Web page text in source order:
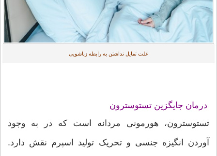
علت تمایل نداشتن به رابطه زناشویی
درمان جایگزین تستوسترون
تستوسترون، هورمونی مردانه است که در به وجود
آوردن انگیزه جنسی و تحریک تولید اسپرم نقش دارد.